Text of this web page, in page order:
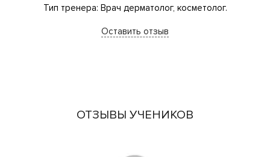
Тип тренера: Врач дерматолог, косметолог.
Оставить отзыв
ОТЗЫВЫ УЧЕНИКОВ